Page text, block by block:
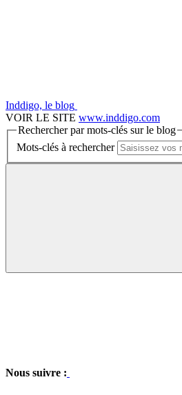
Inddigo, le blog
VOIR LE SITE www.inddigo.com
Rechercher par mots-clés sur le blog
Mots-clés à rechercher
Nous suivre :